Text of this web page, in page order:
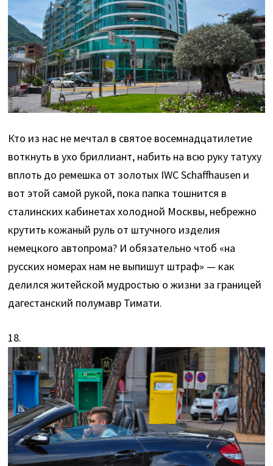
Кто из нас не мечтал в святое восемнадцатилетие
воткнуть в ухо бриллиант, набить на всю руку татуху
вплоть до ремешка от золотых IWC Schaffhausen и
вот этой самой рукой, пока папка тошнится в
сталинских кабинетах холодной Москвы, небрежно
крутить кожаный руль от штучного изделия
немецкого автопрома? И обязательно чтоб «на
русских номерах нам не выпишут штраф» — как
делился житейской мудростью о жизни за границей
дагестанский полумавр Тимати.
18.